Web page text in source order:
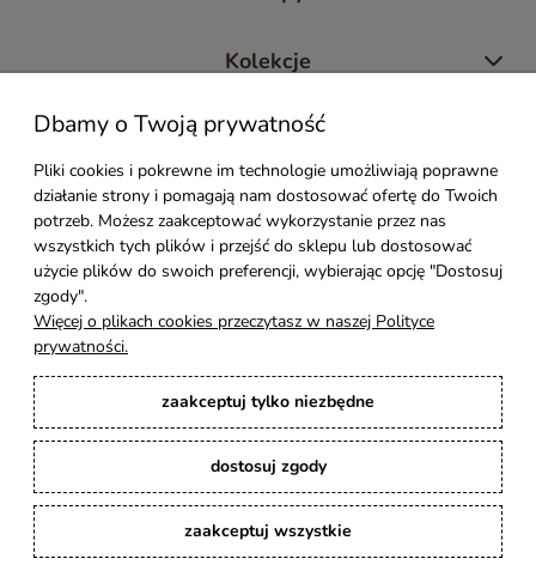
Kolekcje
Moje konto
Pomoc
Styl Mebli
Rodzaje drewna
Kontakt
Karina Meble
: Ręcznie robione meble indyjskie, loftowe, industrialne i boho z
litego drewna. | Copyright © 2008–2026
Dbamy o Twoją prywatność
Pliki cookies i pokrewne im technologie umożliwiają poprawne
działanie strony i pomagają nam dostosować ofertę do Twoich
potrzeb. Możesz zaakceptować wykorzystanie przez nas
wszystkich tych plików i przejść do sklepu lub dostosować
użycie plików do swoich preferencji, wybierając opcję "Dostosuj
zgody".
Więcej o plikach cookies przeczytasz w naszej Polityce
prywatności.
zaakceptuj tylko niezbędne
dostosuj zgody
zaakceptuj wszystkie